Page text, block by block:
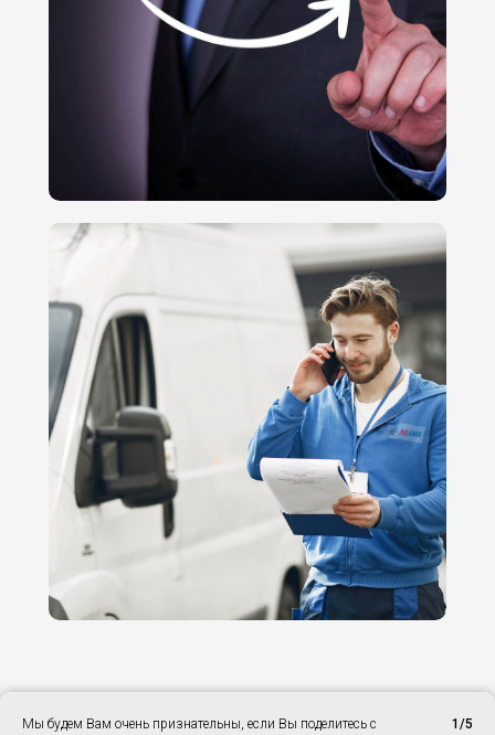
Мы будем Вам очень признательны, если Вы поделитесь с
1/5